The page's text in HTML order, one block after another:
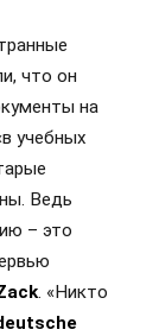
что он
на
учебных
Ведь
– это
. «Никто